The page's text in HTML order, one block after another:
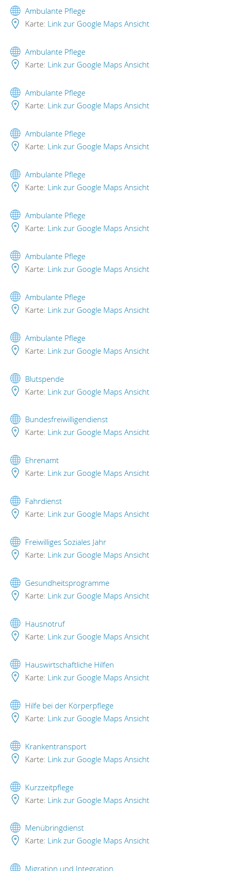
Ambulante Pflege
Karte: Link zur Google Maps Ansicht
Ambulante Pflege
Karte: Link zur Google Maps Ansicht
Ambulante Pflege
Karte: Link zur Google Maps Ansicht
Ambulante Pflege
Karte: Link zur Google Maps Ansicht
Ambulante Pflege
Karte: Link zur Google Maps Ansicht
Ambulante Pflege
Karte: Link zur Google Maps Ansicht
Ambulante Pflege
Karte: Link zur Google Maps Ansicht
Ambulante Pflege
Karte: Link zur Google Maps Ansicht
Ambulante Pflege
Karte: Link zur Google Maps Ansicht
Blutspende
Karte: Link zur Google Maps Ansicht
Bundesfreiwilligendienst
Karte: Link zur Google Maps Ansicht
Ehrenamt
Karte: Link zur Google Maps Ansicht
Fahrdienst
Karte: Link zur Google Maps Ansicht
Freiwilliges Soziales Jahr
Karte: Link zur Google Maps Ansicht
Gesundheitsprogramme
Karte: Link zur Google Maps Ansicht
Hausnotruf
Karte: Link zur Google Maps Ansicht
Hauswirtschaftliche Hilfen
Karte: Link zur Google Maps Ansicht
Hilfe bei der Körperpflege
Karte: Link zur Google Maps Ansicht
Krankentransport
Karte: Link zur Google Maps Ansicht
Kurzzeitpflege
Karte: Link zur Google Maps Ansicht
Menübringdienst
Karte: Link zur Google Maps Ansicht
Migration und Integration